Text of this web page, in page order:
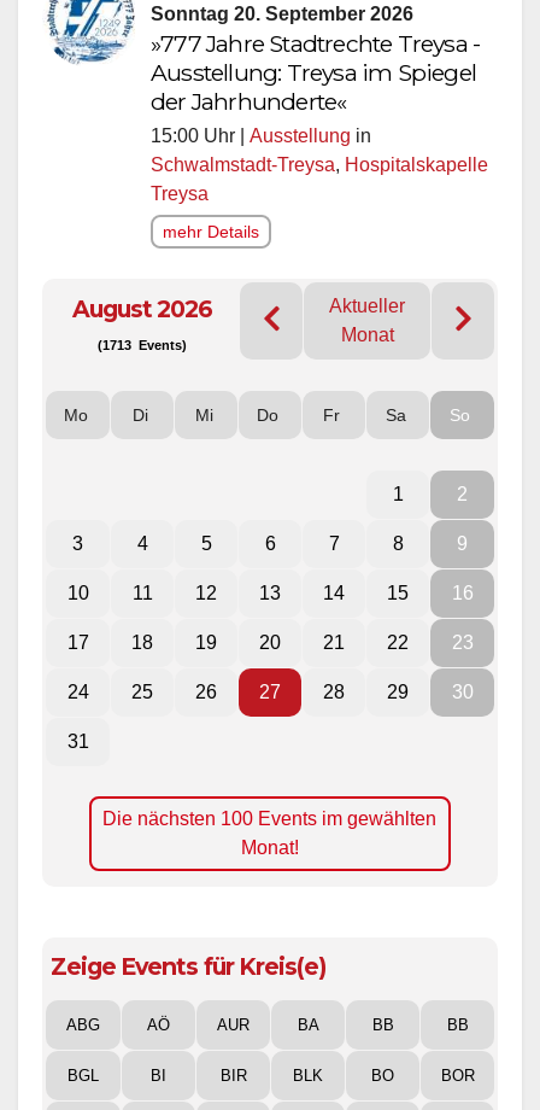
Sonntag 20. September 2026
»777 Jahre Stadtrechte Treysa -
Ausstellung: Treysa im Spiegel
der Jahrhunderte«
15:00 Uhr | Ausstellung in
Schwalmstadt-Treysa, Hospitalskapelle
Treysa
mehr Details
August 2026
(1713 Events)
Aktueller
Monat
Mo Di Mi Do Fr Sa So
1 2
3 4 5 6 7 8 9
10 11 12 13 14 15 16
17 18 19 20 21 22 23
24 25 26 27 28 29 30
31
Die nächsten 100 Events im gewählten
Monat!
Zeige Events für Kreis(e)
ABG AÖ AUR BA BB BB
BGL BI BIR BLK BO BOR